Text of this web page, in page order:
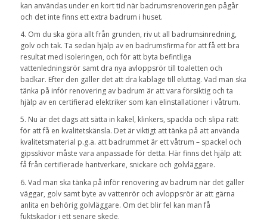
kan användas under en kort tid när badrumsrenoveringen pågår
och det inte finns ett extra badrum i huset.
4. Om du ska göra allt från grunden, riv ut all badrumsinredning,
golv och tak. Ta sedan hjälp av en badrumsfirma för att få ett bra
resultat med isoleringen, och för att byta befintliga
vattenledningsrör samt dra nya avloppsrör till toaletten och
badkar. Efter den gäller det att dra kablage till eluttag. Vad man ska
tänka på inför renovering av badrum är att vara försiktig och ta
hjälp av en certifierad elektriker som kan elinstallationer i våtrum.
5. Nu är det dags att sätta in kakel, klinkers, spackla och slipa rätt
för att få en kvalitetskänsla. Det är viktigt att tänka på att använda
kvalitetsmaterial p.g.a. att badrummet är ett våtrum – spackel och
gipsskivor måste vara anpassade för detta. Här finns det hjälp att
få från certifierade hantverkare, snickare och golvläggare.
6. Vad man ska tänka på inför renovering av badrum när det gäller
väggar, golv samt byte av vattenrör och avloppsrör är att gärna
anlita en behörig golvläggare. Om det blir fel kan man få
fuktskador i ett senare skede.